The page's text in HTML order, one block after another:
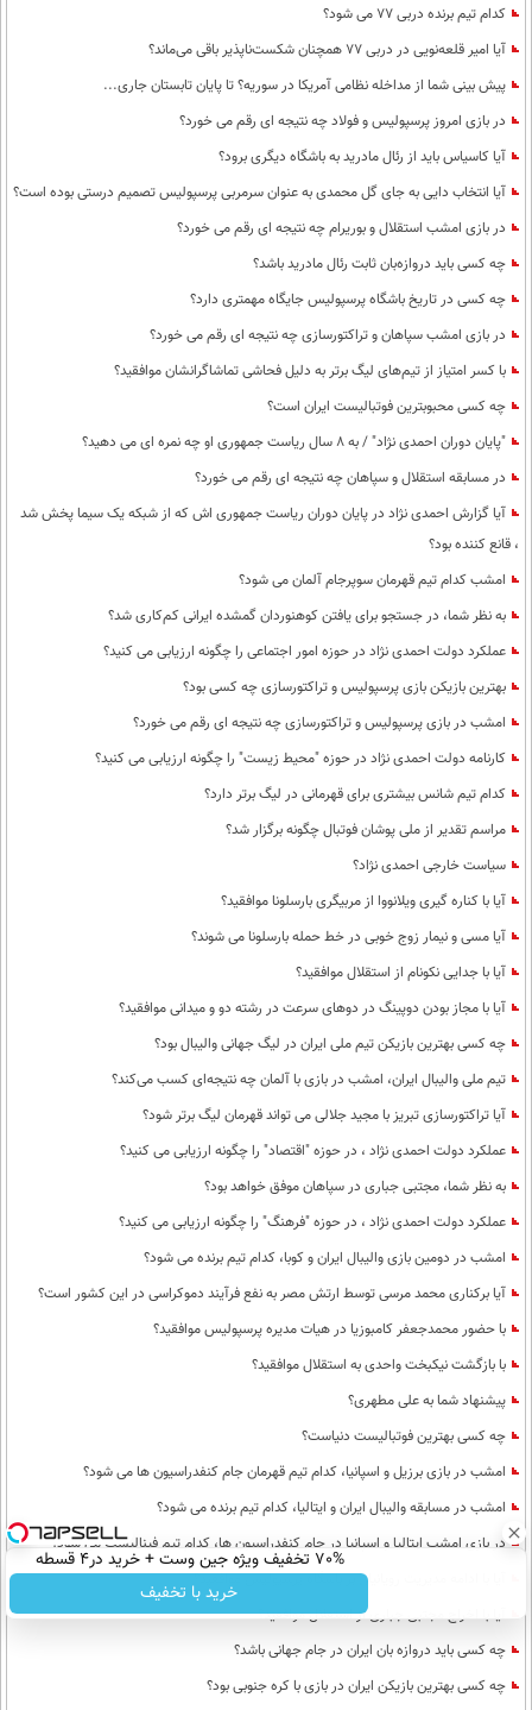
کدام تیم برنده دربی 77 می شود؟
آیا امیر قلعه‌نویی در دربی 77 همچنان شکست‌ناپذیر باقی می‌ماند؟
پیش بینی شما از مداخله نظامی آمریکا در سوریه؟ تا پایان تابستان جاری...
در بازی امروز پرسپولیس و فولاد چه نتیجه ای رقم می خورد؟
آیا کاسیاس باید از رئال مادرید به باشگاه دیگری برود؟
آیا انتخاب دایی به جای گل محمدی به عنوان سرمربی پرسپولیس تصمیم درستی بوده است؟
در بازی امشب استقلال و بوریرام چه نتیجه ای رقم می خورد؟
چه کسی باید دروازه‌بان ثابت رئال مادرید باشد؟
چه کسی در تاریخ باشگاه پرسپولیس جایگاه مهمتری دارد؟
در بازی امشب سپاهان و تراکتورسازی چه نتیجه ای رقم می خورد؟
با کسر امتیاز از تیم‌های لیگ برتر به دلیل فحاشی تماشاگرانشان موافقید؟
چه کسی محبوبترین فوتبالیست ایران است؟
"پایان دوران احمدی نژاد" / به 8 سال ریاست جمهوری او چه نمره ای می دهید؟
در مسابقه استقلال و سپاهان چه نتیجه ای رقم می خورد؟
آیا گزارش احمدی نژاد در پایان دوران ریاست جمهوری اش که از شبکه یک سیما پخش شد
، قانع کننده بود؟
امشب کدام تیم قهرمان سوپرجام آلمان می شود؟
به نظر شما، در جستجو برای یافتن کوهنوردان گمشده ایرانی کم‌کاری شد؟
عملکرد دولت احمدی نژاد در حوزه امور اجتماعی را چگونه ارزیابی می کنید؟
بهترین بازیکن بازی پرسپولیس و تراکتورسازی چه کسی بود؟
امشب در بازی پرسپولیس و تراکتورسازی چه نتیجه ای رقم می خورد؟
کارنامه دولت احمدی نژاد در حوزه "محیط زیست" را چگونه ارزیابی می کنید؟
کدام تیم شانس بیشتری برای قهرمانی در لیگ برتر دارد؟
مراسم تقدیر از ملی پوشان فوتبال چگونه برگزار شد؟
سیاست خارجی احمدی نژاد؟
آیا با کناره گیری ویلانووا از مربیگری بارسلونا موافقید؟
آیا مسی و نیمار زوج خوبی در خط حمله بارسلونا می شوند؟
آیا با جدایی نکونام از استقلال موافقید؟
آیا با مجاز بودن دوپینگ در دوهای سرعت در رشته دو و میدانی موافقید؟
چه کسی بهترین بازیکن تیم ملی ایران در لیگ جهانی والیبال بود؟
تیم ملی والیبال ایران، امشب در بازی با آلمان چه نتیجه‌ای کسب می‌کند؟
آیا تراکتورسازی تبریز با مجید جلالی می تواند قهرمان لیگ برتر شود؟
عملکرد دولت احمدی نژاد ، در حوزه "اقتصاد" را چگونه ارزیابی می کنید؟
به نظر شما، مجتبی جباری در سپاهان موفق خواهد بود؟
عملکرد دولت احمدی نژاد ، در حوزه "فرهنگ" را چگونه ارزیابی می کنید؟
امشب در دومین بازی والیبال ایران و کوبا، کدام تیم برنده می شود؟
آیا برکناری محمد مرسی توسط ارتش مصر به نفع فرآیند دموکراسی در این کشور است؟
با حضور محمدجعفر کامبوزیا در هیات مدیره پرسپولیس موافقید؟
با بازگشت نیکبخت واحدی به استقلال موافقید؟
پیشنهاد شما به علی مطهری؟
چه کسی بهترین فوتبالیست دنیاست؟
امشب در بازی برزیل و اسپانیا، کدام تیم قهرمان جام کنفدراسیون ها می شود؟
امشب در مسابقه والیبال ایران و ایتالیا، کدام تیم برنده می شود؟
در بازی امشب ایتالیا و اسپانیا در جام کنفدراسیون ها، کدام تیم فینالیست می شود؟
آیا با ادامه مدیریت رویانیان بر باشگاه پرسپولیس موافقید؟
آیا با اخراج مجتبی جباری از استقلال موافقید؟
چه کسی باید دروازه بان ایران در جام جهانی باشد؟
چه کسی بهترین بازیکن ایران در بازی با کره جنوبی بود؟
70% تخفیف ویژه جین وست + خرید در4 قسطه
خرید با تخفیف